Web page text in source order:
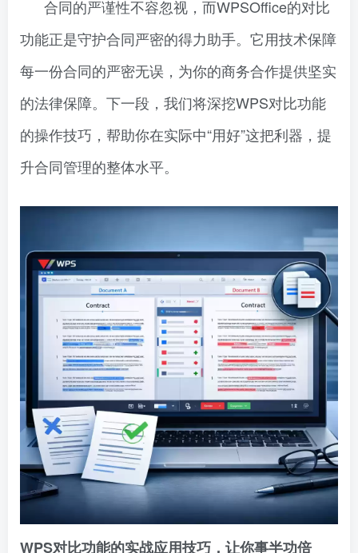
合同的严谨性不容忽视，而WPSOffice的对比
功能正是守护合同严密的得力助手。它用技术保障
每一份合同的严密无误，为你的商务合作提供坚实
的法律保障。下一段，我们将深挖WPS对比功能
的操作技巧，帮助你在实际中“用好”这把利器，提
升合同管理的整体水平。
WPS对比功能的实战应用技巧，让你事半功倍